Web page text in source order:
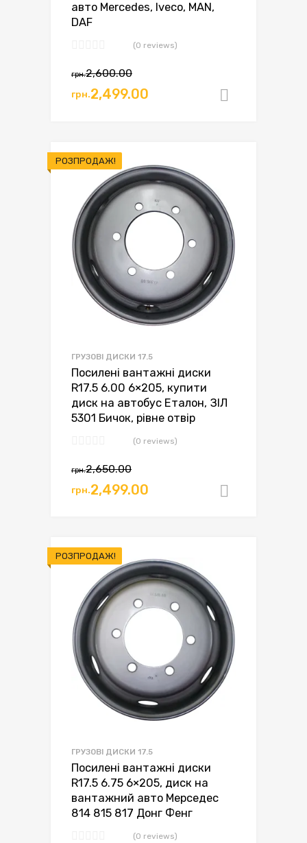
авто Mercedes, Iveco, MAN,
DAF
(0 reviews)
грн.2,600.00Оригінальна
ціна:
грн.2,499.00
Поточна
ціна:
РОЗПРОДАЖ!
ГРУЗОВІ ДИСКИ 17.5
Посилені вантажні диски
R17.5 6.00 6×205, купити
диск на автобус Еталон, ЗІЛ
5301 Бичок, рівне отвір
(0 reviews)
грн.2,650.00Оригінальна
ціна:
грн.2,499.00
Поточна
ціна:
РОЗПРОДАЖ!
ГРУЗОВІ ДИСКИ 17.5
Посилені вантажні диски
R17.5 6.75 6×205, диск на
вантажний авто Мерседес
814 815 817 Донг Фенг
(0 reviews)